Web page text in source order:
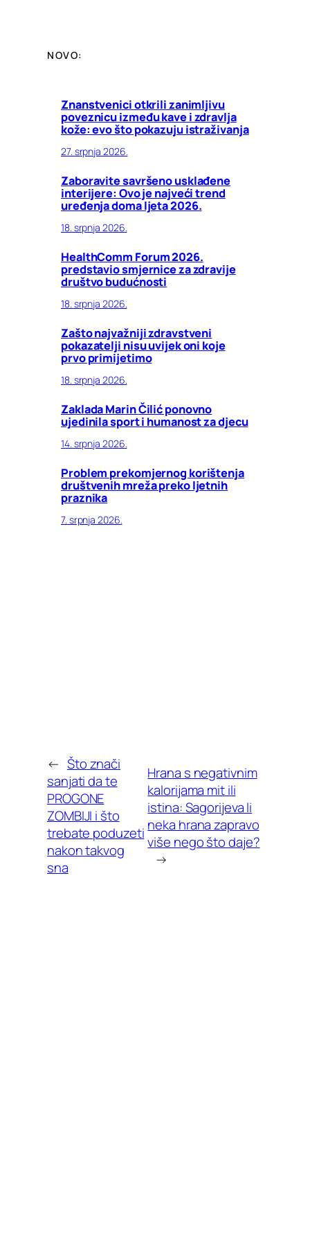
NOVO:
Znanstvenici otkrili zanimljivu
poveznicu između kave i zdravlja
kože: evo što pokazuju istraživanja
27. srpnja 2026.
Zaboravite savršeno usklađene
interijere: Ovo je najveći trend
uređenja doma ljeta 2026.
18. srpnja 2026.
HealthComm Forum 2026.
predstavio smjernice za zdravije
društvo budućnosti
18. srpnja 2026.
Zašto najvažniji zdravstveni
pokazatelji nisu uvijek oni koje
prvo primijetimo
18. srpnja 2026.
Zaklada Marin Čilić ponovno
ujedinila sport i humanost za djecu
14. srpnja 2026.
Problem prekomjernog korištenja
društvenih mreža preko ljetnih
praznika
7. srpnja 2026.
← Što znači
sanjati da te
PROGONE
ZOMBIJI i što
trebate poduzeti
nakon takvog
sna
Hrana s negativnim
kalorijama mit ili
istina: Sagorijeva li
neka hrana zapravo
više nego što daje?
→